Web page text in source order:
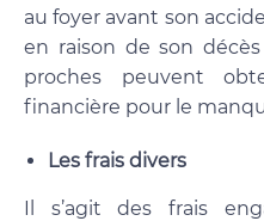
au foyer avant son
en raison de son
proches peuvent
financière pour le
Les frais divers
Il s’agit des frais